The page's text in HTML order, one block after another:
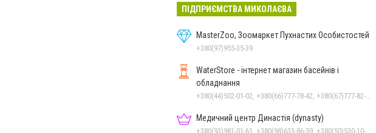
ПІДПРИЄМСТВА МИКОЛАЄВА
MasterZoo, Зоомаркет Пухнастих Особистостей
+380(97)955-35-39
WaterStore - інтернет магазин басейнів і
обладнання
Медичний центр Династія (dynasty)